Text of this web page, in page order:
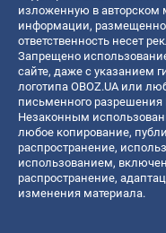
изложенную в авторском
информации,
ответственность несет
Запрещено
сайте, даже с указанием
логотипа OBOZ.UA или
письменного
Незаконным
любое копирование,
распространение,
использованием,
распространение,
изменения материала.